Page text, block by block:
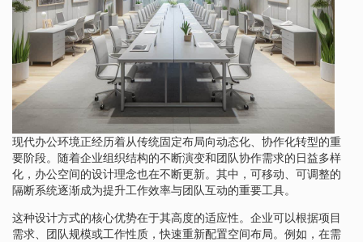
现代办公环境正经历着从传统固定布局向动态化、协作化转型的重
要阶段。随着企业组织结构的不断演变和团队协作需求的日益多样
化，办公空间的设计理念也在不断更新。其中，可移动、可调整的
隔断系统逐渐成为提升工作效率与团队互动的重要工具。
这种设计方式的核心优势在于其高度的适应性。企业可以根据项目
需求、团队规模或工作性质，快速重新配置空间布局。例如，在需